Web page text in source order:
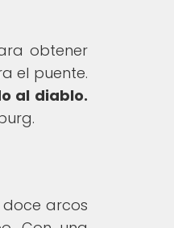
obtener
el puente.
al diablo.
doce arcos